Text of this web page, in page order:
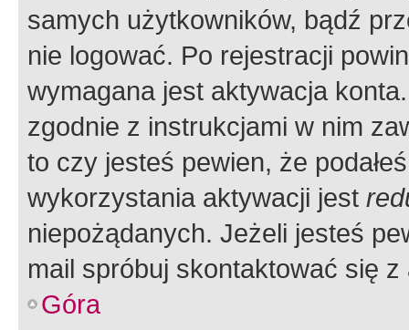
samych użytkowników, bądź
nie logować. Po rejestracji
wymagana jest aktywacja
zgodnie z instrukcjami w nim
to czy jesteś pewien, że
wykorzystania aktywacji jest
niepożądanych. Jeżeli jesteś
mail spróbuj skontaktować się
Góra